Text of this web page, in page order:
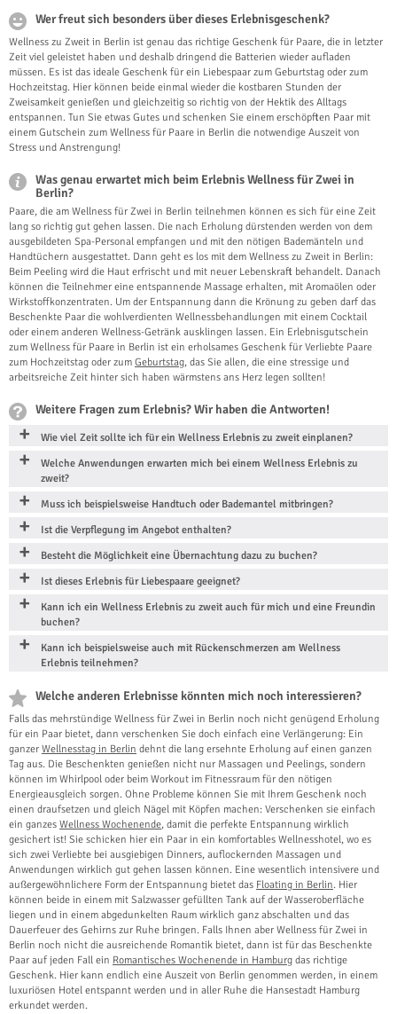
Wer freut sich besonders über dieses Erlebnisgeschenk?
Wellness zu Zweit in Berlin ist genau das richtige Geschenk für Paare, die in letzter
Zeit viel geleistet haben und deshalb dringend die Batterien wieder aufladen
müssen. Es ist das ideale Geschenk für ein Liebespaar zum Geburtstag oder zum
Hochzeitstag. Hier können beide einmal wieder die kostbaren Stunden der
Zweisamkeit genießen und gleichzeitig so richtig von der Hektik des Alltags
entspannen. Tun Sie etwas Gutes und schenken Sie einem erschöpften Paar mit
einem Gutschein zum Wellness für Paare in Berlin die notwendige Auszeit von
Stress und Anstrengung!
Was genau erwartet mich beim Erlebnis Wellness für Zwei in
Berlin?
Paare, die am Wellness für Zwei in Berlin teilnehmen können es sich für eine Zeit
lang so richtig gut gehen lassen. Die nach Erholung dürstenden werden von dem
ausgebildeten Spa-Personal empfangen und mit den nötigen Bademänteln und
Handtüchern ausgestattet. Dann geht es los mit dem Wellness zu Zweit in Berlin:
Beim Peeling wird die Haut erfrischt und mit neuer Lebenskraft behandelt. Danach
können die Teilnehmer eine entspannende Massage erhalten, mit Aromaölen oder
Wirkstoffkonzentraten. Um der Entspannung dann die Krönung zu geben darf das
Beschenkte Paar die wohlverdienten Wellnessbehandlungen mit einem Cocktail
oder einem anderen Wellness-Getränk ausklingen lassen. Ein Erlebnisgutschein
zum Wellness für Paare in Berlin ist ein erholsames Geschenk für Verliebte Paare
zum Hochzeitstag oder zum Geburtstag, das Sie allen, die eine stressige und
arbeitsreiche Zeit hinter sich haben wärmstens ans Herz legen sollten!
Weitere Fragen zum Erlebnis? Wir haben die Antworten!
Wie viel Zeit sollte ich für ein Wellness Erlebnis zu zweit einplanen?
Welche Anwendungen erwarten mich bei einem Wellness Erlebnis zu
zweit?
Muss ich beispielsweise Handtuch oder Bademantel mitbringen?
Ist die Verpflegung im Angebot enthalten?
Besteht die Möglichkeit eine Übernachtung dazu zu buchen?
Ist dieses Erlebnis für Liebespaare geeignet?
Kann ich ein Wellness Erlebnis zu zweit auch für mich und eine Freundin
buchen?
Kann ich beispielsweise auch mit Rückenschmerzen am Wellness
Erlebnis teilnehmen?
Welche anderen Erlebnisse könnten mich noch interessieren?
Falls das mehrstündige Wellness für Zwei in Berlin noch nicht genügend Erholung
für ein Paar bietet, dann verschenken Sie doch einfach eine Verlängerung: Ein
ganzer Wellnesstag in Berlin dehnt die lang ersehnte Erholung auf einen ganzen
Tag aus. Die Beschenkten genießen nicht nur Massagen und Peelings, sondern
können im Whirlpool oder beim Workout im Fitnessraum für den nötigen
Energieausgleich sorgen. Ohne Probleme können Sie mit Ihrem Geschenk noch
einen draufsetzen und gleich Nägel mit Köpfen machen: Verschenken sie einfach
ein ganzes Wellness Wochenende, damit die perfekte Entspannung wirklich
gesichert ist! Sie schicken hier ein Paar in ein komfortables Wellnesshotel, wo es
sich zwei Verliebte bei ausgiebigen Dinners, auflockernden Massagen und
Anwendungen wirklich gut gehen lassen können. Eine wesentlich intensivere und
außergewöhnlichere Form der Entspannung bietet das Floating in Berlin. Hier
können beide in einem mit Salzwasser gefüllten Tank auf der Wasseroberfläche
liegen und in einem abgedunkelten Raum wirklich ganz abschalten und das
Dauerfeuer des Gehirns zur Ruhe bringen. Falls Ihnen aber Wellness für Zwei in
Berlin noch nicht die ausreichende Romantik bietet, dann ist für das Beschenkte
Paar auf jeden Fall ein Romantisches Wochenende in Hamburg das richtige
Geschenk. Hier kann endlich eine Auszeit von Berlin genommen werden, in einem
luxuriösen Hotel entspannt werden und in aller Ruhe die Hansestadt Hamburg
erkundet werden.